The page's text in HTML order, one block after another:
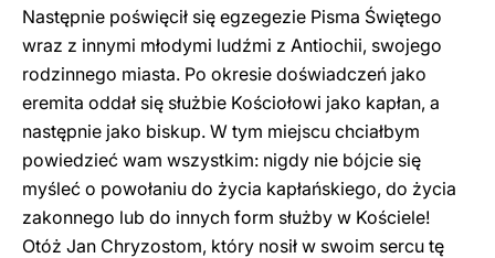
Następnie poświęcił się egzegezie Pisma Świętego
wraz z innymi młodymi ludźmi z Antiochii, swojego
rodzinnego miasta. Po okresie doświadczeń jako
eremita oddał się służbie Kościołowi jako kapłan, a
następnie jako biskup. W tym miejscu chciałbym
powiedzieć wam wszystkim: nigdy nie bójcie się
myśleć o powołaniu do życia kapłańskiego, do życia
zakonnego lub do innych form służby w Kościele!
Otóż Jan Chryzostom, który nosił w swoim sercu tę